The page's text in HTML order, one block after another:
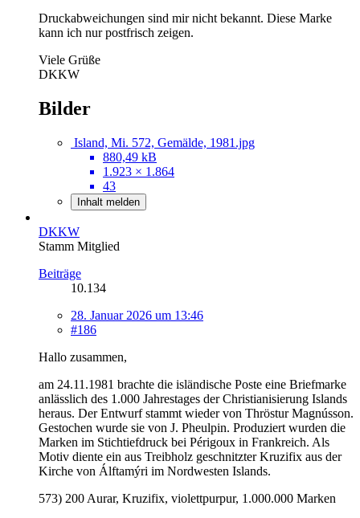
Druckabweichungen sind mir nicht bekannt. Diese Marke
kann ich nur postfrisch zeigen.
Viele Grüße
DKKW
Bilder
Island, Mi. 572, Gemälde, 1981.jpg
880,49 kB
1.923 × 1.864
43
Inhalt melden
DKKW
Stamm Mitglied
Beiträge
10.134
28. Januar 2026 um 13:46
#186
Hallo zusammen,
am 24.11.1981 brachte die isländische Poste eine Briefmarke
anlässlich des 1.000 Jahrestages der Christianisierung Islands
heraus. Der Entwurf stammt wieder von Thröstur Magnússon.
Gestochen wurde sie von J. Pheulpin. Produziert wurden die
Marken im Stichtiefdruck bei Périgoux in Frankreich. Als
Motiv diente ein aus Treibholz geschnitzter Kruzifix aus der
Kirche von Álftamýri im Nordwesten Islands.
573) 200 Aurar, Kruzifix, violettpurpur, 1.000.000 Marken